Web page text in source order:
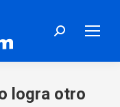
Search:
logra otro